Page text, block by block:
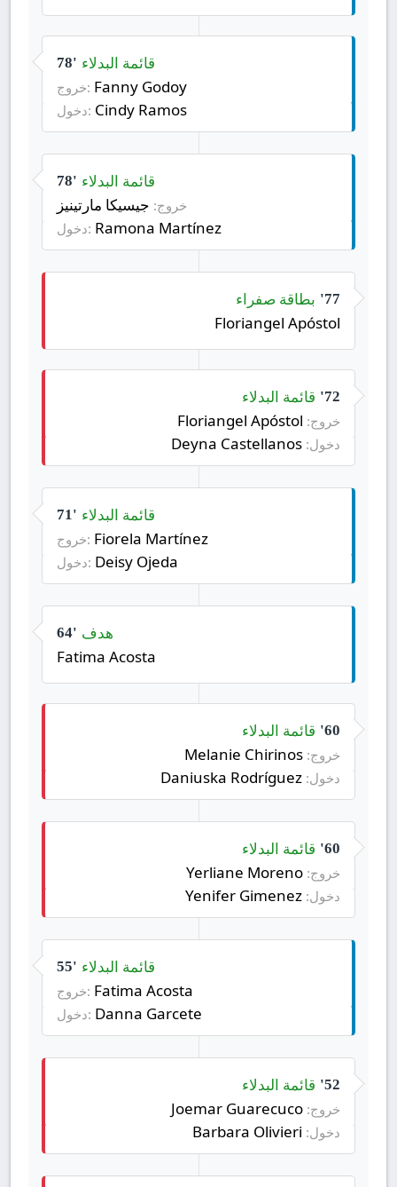
78' قائمة البدلاء
خروج: Fanny Godoy
دخول: Cindy Ramos
78' قائمة البدلاء
خروج: جيسيكا مارتينيز
دخول: Ramona Martínez
77'
بطاقة صفراء
Floriangel Apóstol
72' قائمة البدلاء
خروج:
دخول:
71' قائمة البدلاء
خروج: Fiorela Martínez
دخول: Deisy Ojeda
64' هدف
Fatima Acosta
60' قائمة البدلاء
خروج:
دخول:
60' قائمة البدلاء
خروج:
دخول:
55' قائمة البدلاء
خروج: Fatima Acosta
دخول: Danna Garcete
52' قائمة البدلاء
خروج:
دخول: